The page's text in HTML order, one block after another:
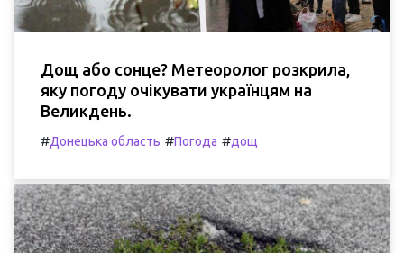
Дощ або сонце? Метеоролог розкрила,
яку погоду очікувати українцям на
Великдень.
#Донецька область #Погода #дощ